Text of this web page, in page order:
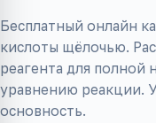
Бесплатный онлайн
кислоты щёлочью.
реагента для полной
уравнению реакции.
основность.